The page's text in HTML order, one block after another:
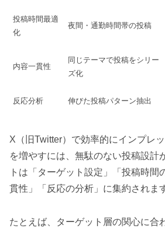
投稿時間最適
化
夜間・通勤時間帯の投稿
内容一貫性
同じテーマで投稿をシリー
ズ化
反応分析 伸びた投稿パターン抽出
X（旧Twitter）で効率的にインプレ
を増やすには、無駄のない投稿設計
トは「ターゲット設定」「投稿時間
貫性」「反応の分析」に集約されま
たとえば、ターゲット層の関心に合